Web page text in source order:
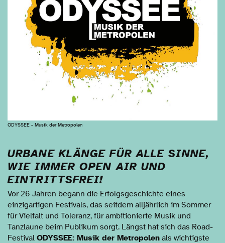
ODYSSEE - Musik der Metropolen
URBANE KLÄNGE FÜR ALLE SINNE,
WIE IMMER OPEN AIR UND
EINTRITTSFREI!
Vor 26 Jahren begann die Erfolgsgeschichte eines
einzigartigen Festivals, das seitdem alljährlich im Sommer
für Vielfalt und Toleranz, für ambitionierte Musik und
Tanzlaune beim Publikum sorgt. Längst hat sich das Road-
Festival ODYSSEE: Musik der Metropolen als wichtigste